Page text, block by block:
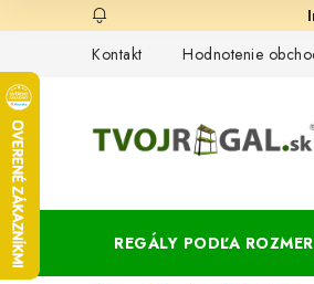
na
Kontakt
Hodnotenie
REGÁLY PODĽA